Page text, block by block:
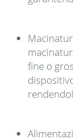
fine o